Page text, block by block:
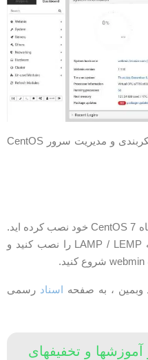
از اینجا می توانید طبق نیاز خود ، پیکربندی و مدیریت سرور CentOS
شما Webmin را با موفقیت در دستگاه CentOS 7 خود نصب کرده اید.
اکنون می توانید سرور FTP یا پشته LAMP / LEMP را نصب کنید و
، به صفحهاسنادرسمی
و تخفیفهای